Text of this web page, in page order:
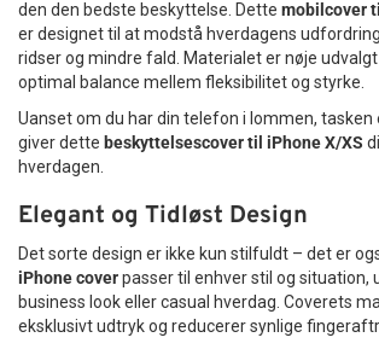
den den bedste beskyttelse. Dette mobilcover
er designet til at modstå hverdagens
ridser og mindre fald. Materialet er nøje
optimal balance mellem fleksibilitet og styrke.
Uanset om du har din telefon i lommen, tasken
giver dette beskyttelsescover til iPhone X/XS
hverdagen.
Elegant og Tidløst Design
Det sorte design er ikke kun stilfuldt – det er
iPhone coverpasser til enhver stil og situation,
business look eller casual hverdag. Coverets
eksklusivt udtryk og reducerer synlige